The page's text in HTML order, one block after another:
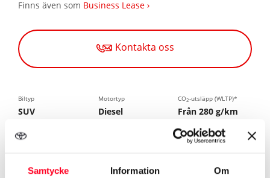
Samtycke Information Om
Finns även som Business Lease ›
Kontakta oss
Biltyp
SUV
Motortyp
Diesel
CO2-utsläpp (WLTP)*
Från 280 g/km
Bränsleförbrukning
km